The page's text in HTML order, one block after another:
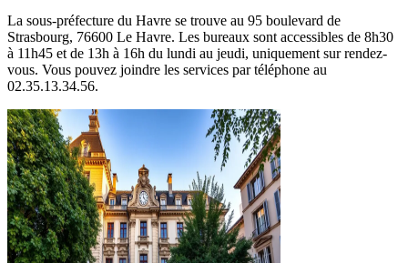
La sous-préfecture du Havre se trouve au 95 boulevard de
Strasbourg, 76600 Le Havre. Les bureaux sont accessibles de 8h30
à 11h45 et de 13h à 16h du lundi au jeudi, uniquement sur rendez-
vous. Vous pouvez joindre les services par téléphone au
02.35.13.34.56.